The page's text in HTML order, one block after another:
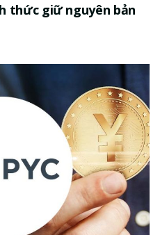
thức giữ nguyên bản